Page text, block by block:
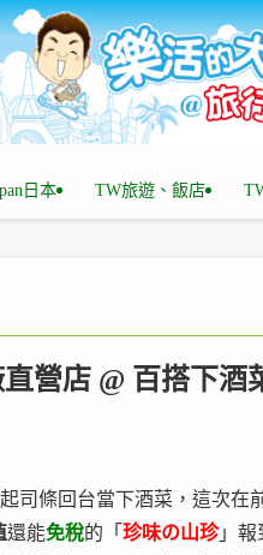
日本 TW旅遊、飯店
營店 @ 百搭下酒
司條回台當下酒菜，這次在
還能免稅的「 珍味の山珍」報